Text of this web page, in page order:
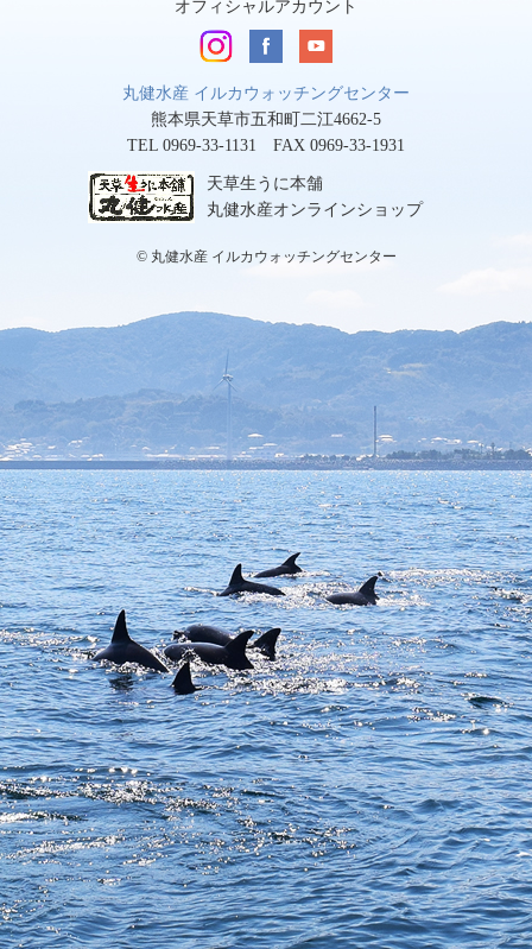
オフィシャルアカウント
丸健水産 イルカウォッチングセンター
熊本県天草市五和町二江4662-5
TEL 0969-33-1131 FAX 0969-33-1931
天草生うに本舗
丸健水産オンラインショップ
© 丸健水産 イルカウォッチングセンター